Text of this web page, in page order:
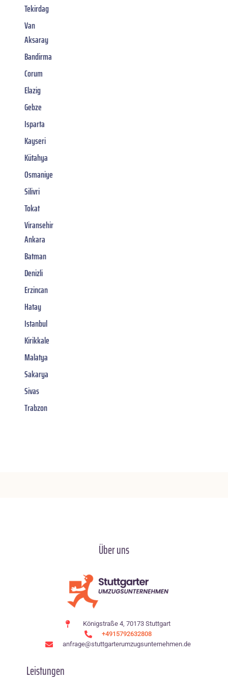
Tekirdag
Van
Aksaray
Bandirma
Corum
Elazig
Gebze
Isparta
Kayseri
Kütahya
Osmaniye
Silivri
Tokat
Viransehir
Ankara
Batman
Denizli
Erzincan
Hatay
Istanbul
Kirikkale
Malatya
Sakarya
Sivas
Trabzon
Über uns
Königstraße 4, 70173 Stuttgart
+4915792632808
anfrage@stuttgarterumzugsunternehmen.de
Leistungen